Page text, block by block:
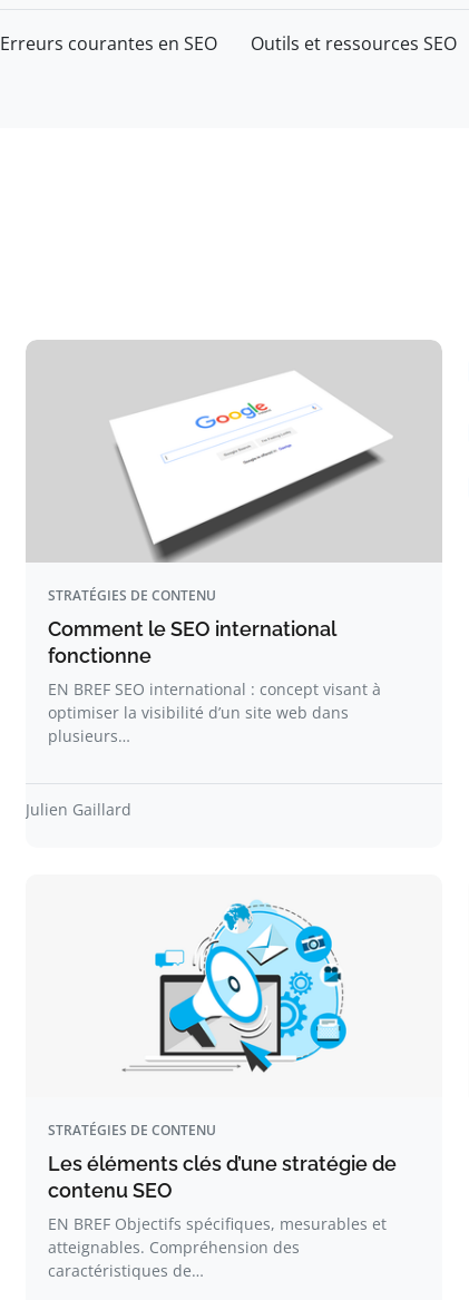
Erreurs courantes en SEO Outils et ressources SEO
STRATÉGIES DE CONTENU
Comment le SEO international
fonctionne
EN BREF SEO international : concept visant à
optimiser la visibilité d’un site web dans
plusieurs…
Julien Gaillard
STRATÉGIES DE CONTENU
Les éléments clés d’une stratégie de
contenu SEO
EN BREF Objectifs spécifiques, mesurables et
atteignables. Compréhension des
caractéristiques de…